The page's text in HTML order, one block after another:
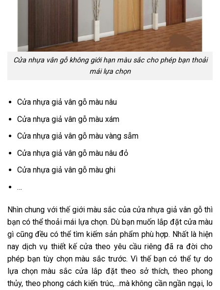
Cửa nhựa vân gỗ không giới hạn màu sắc cho phép bạn thoải
mái lựa chọn
Cửa nhựa giả vân gỗ màu nâu
Cửa nhựa giả vân gỗ màu xám
Cửa nhựa giả vân gỗ màu vàng sẫm
Cửa nhựa giả vân gỗ màu nâu đỏ
Cửa nhựa giả vân gỗ màu ghi
…
Nhìn chung với thế giới màu sắc của cửa nhựa giả vân gỗ thì
bạn có thể thoải mái lựa chọn. Dù bạn muốn lắp đặt cửa màu
gì cũng đều có thể tìm kiếm sản phẩm phù hợp. Nhất là hiện
nay dịch vụ thiết kế cửa theo yêu cầu riêng đã ra đời cho
phép bạn tùy chọn màu sắc trước. Vì thế bạn có thể tự do
lựa chọn màu sắc cửa lắp đặt theo sở thích, theo phong
thủy, theo phong cách kiến trúc,…mà không cần ngần ngại, lo